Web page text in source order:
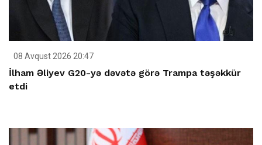
08 Avqust 2026 20:47
İlham Əliyev G20-yə dəvətə görə Trampa təşəkkür
etdi